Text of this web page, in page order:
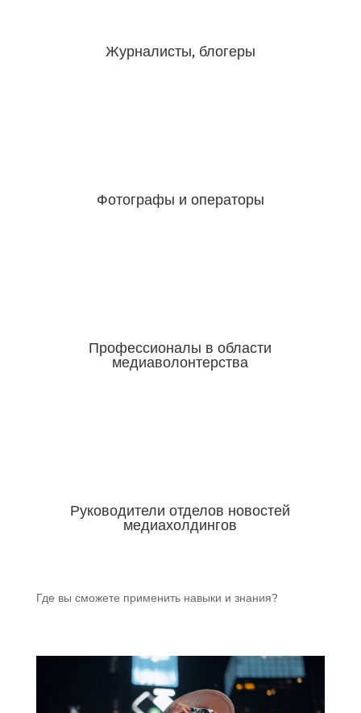
Журналисты, блогеры
Фотографы и операторы
Профессионалы в области
медиаволонтерства
Руководители отделов новостей
медиахолдингов
Где вы сможете применить навыки и знания?